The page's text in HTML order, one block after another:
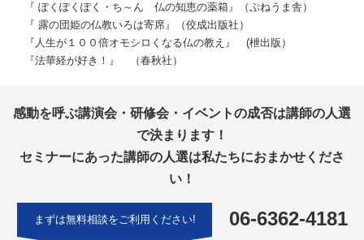
『 ぽくぽくぽく・ち～ん 仏の知恵の薬箱』（ぷねうま舎）
『 露の団姫の仏教いろは寄席』（佼成出版社）
『人生が１００倍オモシロくなる仏の教え』 (枻出版）
『法華経が好き！』 （春秋社）
感動を呼ぶ講演会・研修会・イベントの成否は講師の人選
で決まります！
セミナーにあった講師の人選は私たちにおまかせくださ
い！
まずは無料相談をご利用ください! 06-6362-4181